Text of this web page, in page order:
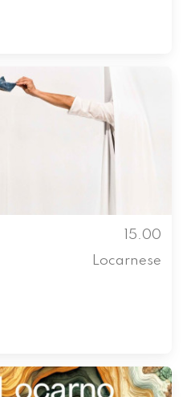
15.00
Locarnese